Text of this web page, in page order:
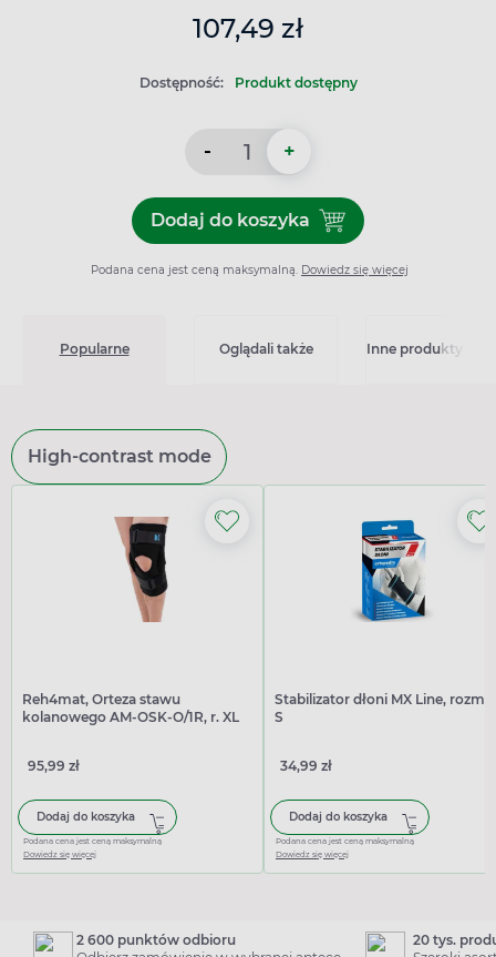
107,49 zł
Dostępność: Produkt dostępny
- +
Dodaj do koszykaDodaj do koszyka Futuro,
Podana cena jest ceną maksymalną. Dowiedz się więcej
Popularne Oglądali także Inne produkty z
High-contrast mode
Reh4mat, Orteza stawu
kolanowego AM-OSK-O/1R, r. XL
95,99 zł
Dodaj do koszyka
Podana cena jest ceną maksymalną
Dowiedz się więcej
Stabilizator dłoni MX Line,
S
34,99 zł
Dodaj do koszyka
Podana cena jest ceną maksymalną
Dowiedz się więcej
2 600 punktów odbioru
20 tys.